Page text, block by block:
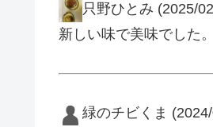
只野ひとみ (2025/
新しい味で美味でした
緑のチビくま